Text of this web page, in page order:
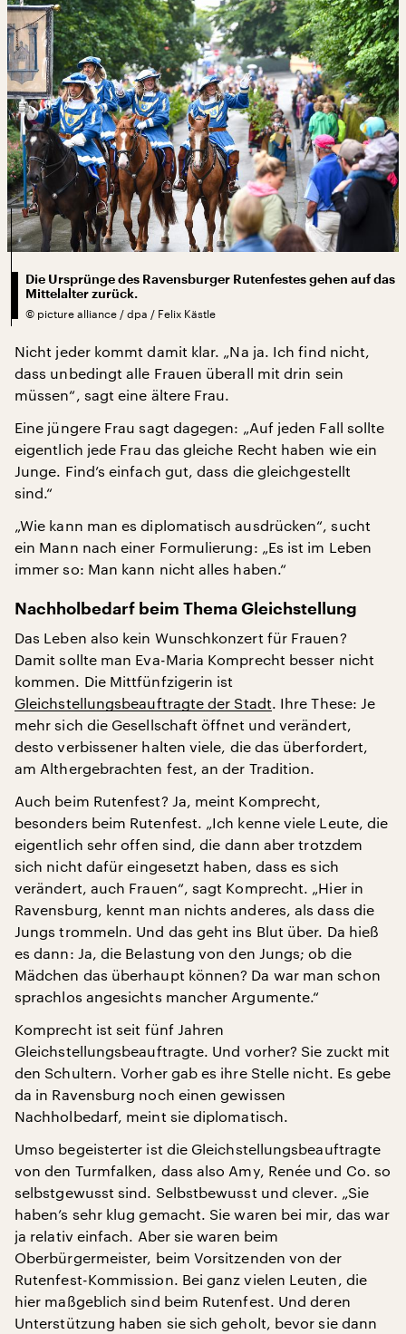
Die Ursprünge des Ravensburger Rutenfestes gehen auf das
Mittelalter zurück.
© picture alliance / dpa / Felix Kästle
Nicht jeder kommt damit klar. „Na ja. Ich find nicht,
dass unbedingt alle Frauen überall mit drin sein
müssen“, sagt eine ältere Frau.
Eine jüngere Frau sagt dagegen: „Auf jeden Fall sollte
eigentlich jede Frau das gleiche Recht haben wie ein
Junge. Find’s einfach gut, dass die gleichgestellt
sind.“
„Wie kann man es diplomatisch ausdrücken“, sucht
ein Mann nach einer Formulierung: „Es ist im Leben
immer so: Man kann nicht alles haben.“
Nachholbedarf beim Thema Gleichstellung
Das Leben also kein Wunschkonzert für Frauen?
Damit sollte man Eva-Maria Komprecht besser nicht
kommen. Die Mittfünfzigerin ist
Gleichstellungsbeauftragte der Stadt. Ihre These: Je
mehr sich die Gesellschaft öffnet und verändert,
desto verbissener halten viele, die das überfordert,
am Althergebrachten fest, an der Tradition.
Auch beim Rutenfest? Ja, meint Komprecht,
besonders beim Rutenfest. „Ich kenne viele Leute, die
eigentlich sehr offen sind, die dann aber trotzdem
sich nicht dafür eingesetzt haben, dass es sich
verändert, auch Frauen“, sagt Komprecht. „Hier in
Ravensburg, kennt man nichts anderes, als dass die
Jungs trommeln. Und das geht ins Blut über. Da hieß
es dann: Ja, die Belastung von den Jungs; ob die
Mädchen das überhaupt können? Da war man schon
sprachlos angesichts mancher Argumente.“
Komprecht ist seit fünf Jahren
Gleichstellungsbeauftragte. Und vorher? Sie zuckt mit
den Schultern. Vorher gab es ihre Stelle nicht. Es gebe
da in Ravensburg noch einen gewissen
Nachholbedarf, meint sie diplomatisch.
Umso begeisterter ist die Gleichstellungsbeauftragte
von den Turmfalken, dass also Amy, Renée und Co. so
selbstgewusst sind. Selbstbewusst und clever. „Sie
haben’s sehr klug gemacht. Sie waren bei mir, das war
ja relativ einfach. Aber sie waren beim
Oberbürgermeister, beim Vorsitzenden von der
Rutenfest-Kommission. Bei ganz vielen Leuten, die
hier maßgeblich sind beim Rutenfest. Und deren
Unterstützung haben sie sich geholt, bevor sie dann